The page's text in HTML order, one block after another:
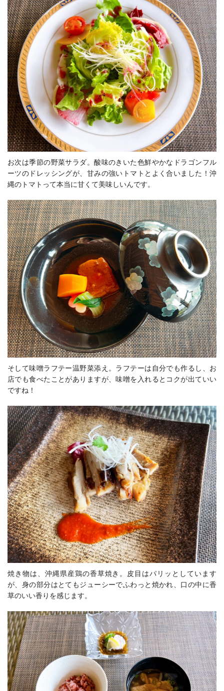
お次は季節の野菜サラダ。酸味のきいた色鮮やかなドラゴンフル
ーツのドレッシングが、甘みの強いトマトとよく合いました！沖
縄のトマトって本当に甘くて美味しいんです。
そして味噌ラフテー温野菜添え。ラフテーは自分でも作るし、お
店でも食べたことがありますが、味噌を入れるとコクが出ていい
ですね！
焼き物は、沖縄県産鶏の香草焼き。皮目はパリッとしています
が、身の部分はとてもジューシーでふわっと焼かれ、口の中に香
草のいい香りを感じます。